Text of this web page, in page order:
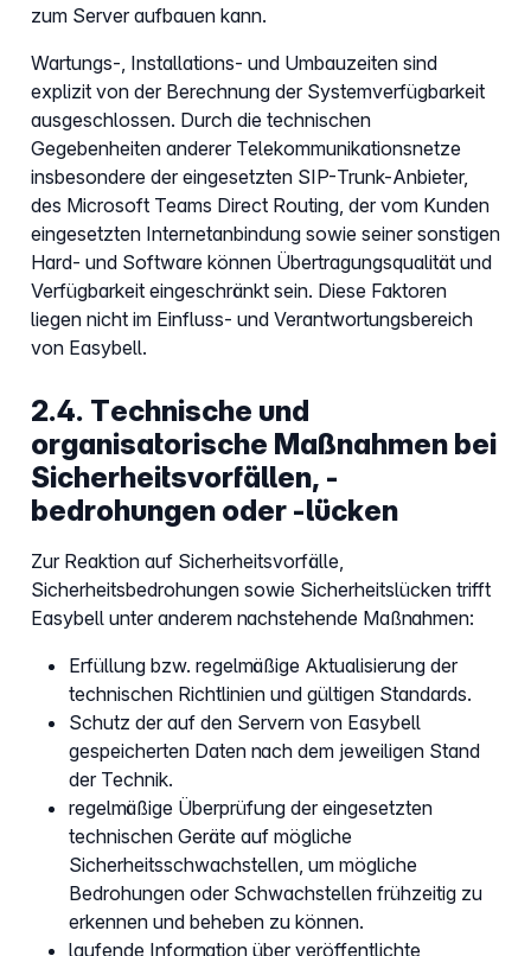
zum Server aufbauen kann.
Wartungs-, Installations- und Umbauzeiten sind
explizit von der Berechnung der Systemverfügbarkeit
ausgeschlossen. Durch die technischen
Gegebenheiten anderer Telekommunikationsnetze
insbesondere der eingesetzten SIP-Trunk-Anbieter,
des Microsoft Teams Direct Routing, der vom Kunden
eingesetzten Internetanbindung sowie seiner sonstigen
Hard- und Software können Übertragungsqualität und
Verfügbarkeit eingeschränkt sein. Diese Faktoren
liegen nicht im Einfluss- und Verantwortungsbereich
von Easybell.
2.4. Technische und
organisatorische Maßnahmen bei
Sicherheitsvorfällen, -
bedrohungen oder -lücken
Zur Reaktion auf Sicherheitsvorfälle,
Sicherheitsbedrohungen sowie Sicherheitslücken trifft
Easybell unter anderem nachstehende Maßnahmen:
Erfüllung bzw. regelmäßige Aktualisierung der
technischen Richtlinien und gültigen Standards.
Schutz der auf den Servern von Easybell
gespeicherten Daten nach dem jeweiligen Stand
der Technik.
regelmäßige Überprüfung der eingesetzten
technischen Geräte auf mögliche
Sicherheitsschwachstellen, um mögliche
Bedrohungen oder Schwachstellen frühzeitig zu
erkennen und beheben zu können.
laufende Information über veröffentlichte